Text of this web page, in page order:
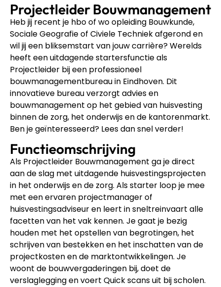
Projectleider Bouwmanagement
Heb jij recent je hbo of wo opleiding Bouwkunde,
Sociale Geografie of Civiele Techniek afgerond en
wil jij een bliksemstart van jouw carrière? Werelds
heeft een uitdagende startersfunctie als
Projectleider bij een professioneel
bouwmanagementbureau in Eindhoven. Dit
innovatieve bureau verzorgt advies en
bouwmanagement op het gebied van huisvesting
binnen de zorg, het onderwijs en de kantorenmarkt.
Ben je geïnteresseerd? Lees dan snel verder!
Functieomschrijving
Als Projectleider Bouwmanagement ga je direct
aan de slag met uitdagende huisvestingsprojecten
in het onderwijs en de zorg. Als starter loop je mee
met een ervaren projectmanager of
huisvestingsadviseur en leert in sneltreinvaart alle
facetten van het vak kennen. Je gaat je bezig
houden met het opstellen van begrotingen, het
schrijven van bestekken en het inschatten van de
projectkosten en de marktontwikkelingen. Je
woont de bouwvergaderingen bij, doet de
verslaglegging en voert Quick scans uit bij scholen.